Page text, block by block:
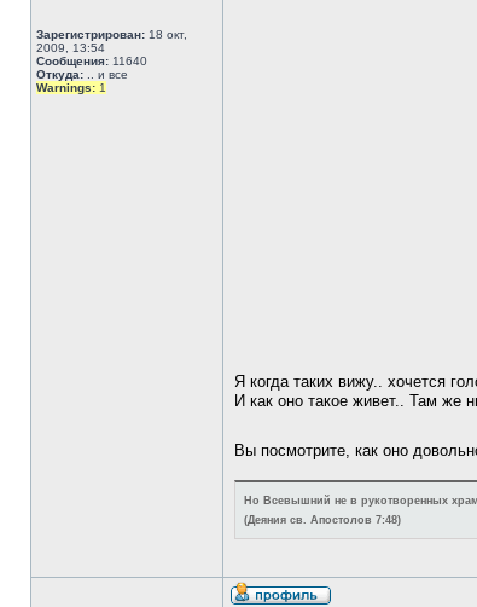
Зарегистрирован: 18 окт,
2009, 13:54
Сообщения: 11640
Откуда: .. и все
Warnings: 1
Я когда таких вижу.. хочется
И как оно такое живет.. Там же
Вы посмотрите, как оно
Но Всевышний не в рукотворенных
(Деяния св. Апостолов 7:48)